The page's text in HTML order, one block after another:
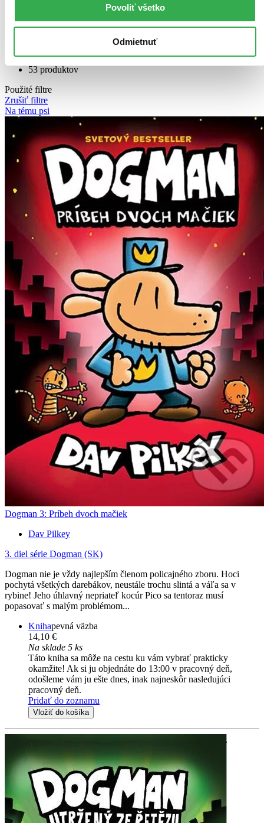
Povoliť všetko
Odmietnuť
Novinky
Najvyššia zľava
53 produktov
Použité filtre
Zrušiť filtre
Na tému psi
Dogman 3: Príbeh dvoch mačiek
Dav Pilkey
3. diel série Dogman (SK)
Dogman nie je vždy najlepším členom policajného zboru. Hoci
pochytá všetkých darebákov, neustále trochu slintá a váľa sa v
rybine! Jeho úhlavný nepriateľ kocúr Pico sa tentoraz musí
popasovať s malým problémom...
Knihapevná väzba
14,10 €
Na sklade 5 ks
Táto kniha sa môže na cestu ku vám vybrať prakticky
okamžite! Ak si ju objednáte do 13:00 v pracovný deň,
odošleme vám ju ešte dnes, inak najneskôr nasledujúci
pracovný deň.
Pridať do zoznamu
Vložiť do košíka